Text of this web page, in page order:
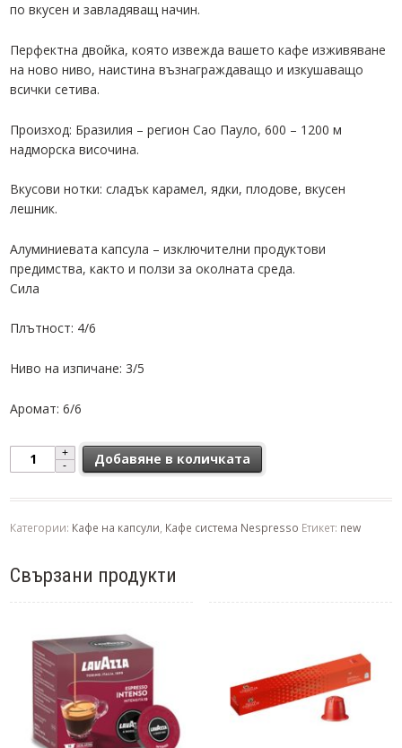
по вкусен и завладяващ начин.
Перфектна двойка, която извежда вашето кафе изживяване
на ново ниво, наистина възнаграждаващо и изкушаващо
всички сетива.
Произход: Бразилия – регион Сао Пауло, 600 – 1200 м
надморска височина.
Вкусови нотки: сладък карамел, ядки, плодове, вкусен
лешник.
Алуминиевата капсула – изключителни продуктови
предимства, както и ползи за околната среда.
Сила
Плътност: 4/6
Ниво на изпичане: 3/5
Аромат: 6/6
количество за Bianchi Caffè Arte Hazelnut Aroma Espresso кафе
Добавяне в количката
Категории: Кафе на капсули, Кафе система Nespresso Етикет: new
Свързани продукти